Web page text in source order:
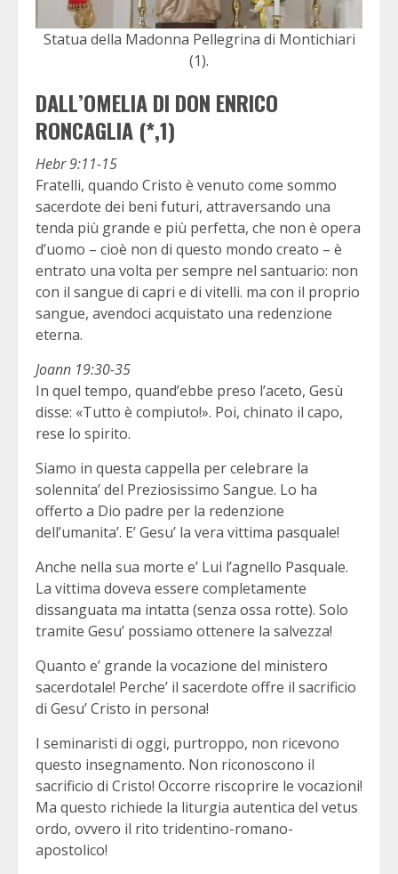
Statua della Madonna Pellegrina di Montichiari
(1).
DALL’OMELIA DI DON ENRICO
RONCAGLIA (*,1)
Hebr 9:11-15
Fratelli, quando Cristo è venuto come sommo
sacerdote dei beni futuri, attraversando una
tenda più grande e più perfetta, che non è opera
d’uomo – cioè non di questo mondo creato – è
entrato una volta per sempre nel santuario: non
con il sangue di capri e di vitelli. ma con il proprio
sangue, avendoci acquistato una redenzione
eterna.
Joann 19:30-35
In quel tempo, quand’ebbe preso l’aceto, Gesù
disse: «Tutto è compiuto!». Poi, chinato il capo,
rese lo spirito.
Siamo in questa cappella per celebrare la
solennita’ del Preziosissimo Sangue. Lo ha
offerto a Dio padre per la redenzione
dell’umanita’. E’ Gesu’ la vera vittima pasquale!
Anche nella sua morte e’ Lui l’agnello Pasquale.
La vittima doveva essere completamente
dissanguata ma intatta (senza ossa rotte). Solo
tramite Gesu’ possiamo ottenere la salvezza!
Quanto e’ grande la vocazione del ministero
sacerdotale! Perche’ il sacerdote offre il sacrificio
di Gesu’ Cristo in persona!
I seminaristi di oggi, purtroppo, non ricevono
questo insegnamento. Non riconoscono il
sacrificio di Cristo! Occorre riscoprire le vocazioni!
Ma questo richiede la liturgia autentica del vetus
ordo, ovvero il rito tridentino-romano-
apostolico!